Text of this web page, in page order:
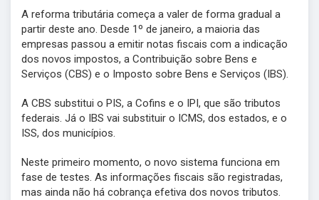
A reforma tributária começa a valer de forma gradual a
partir deste ano. Desde 1º de janeiro, a maioria das
empresas passou a emitir notas fiscais com a indicação
dos novos impostos, a Contribuição sobre Bens e
Serviços (CBS) e o Imposto sobre Bens e Serviços (IBS).
A CBS substitui o PIS, a Cofins e o IPI, que são tributos
federais. Já o IBS vai substituir o ICMS, dos estados, e o
ISS, dos municípios.
Neste primeiro momento, o novo sistema funciona em
fase de testes. As informações fiscais são registradas,
mas ainda não há cobrança efetiva dos novos tributos.